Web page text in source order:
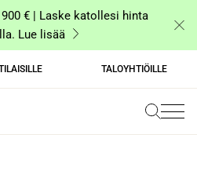
€ | Laske katollesi hinta
Lue lisää
TALOYHTIÖILLE